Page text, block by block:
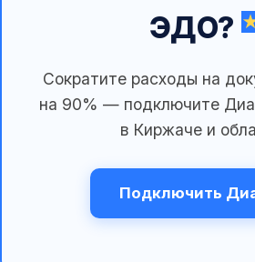
ЭДО?
Сократите расходы на
на 90% — подключите
в Киржаче и
Подключить